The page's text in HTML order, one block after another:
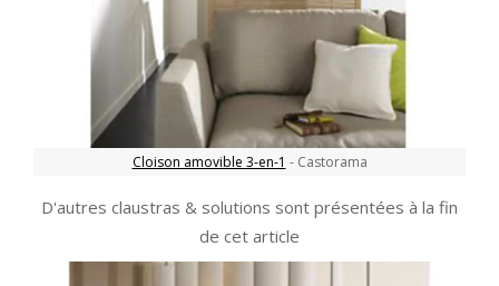
Cloison amovible 3-en-1 - Castorama
D'autres claustras & solutions sont présentées à la fin
de cet article